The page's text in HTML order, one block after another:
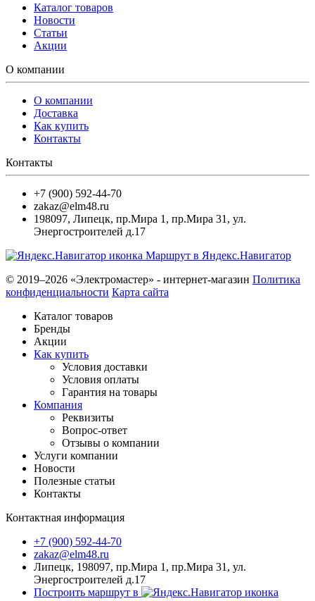
Каталог товаров
Новости
Статьи
Акции
О компании
О компании
Доставка
Как купить
Контакты
Контакты
+7 (900) 592-44-70
zakaz@elm48.ru
198097, Липецк, пр.Мира 1, пр.Мира 31, ул.
Энергостроителей д.17
Маршрут в Яндекс.Навигатор
© 2019–2026 «Электромастер» - интернет-магазин Политика
конфиденциальности Карта сайта
Каталог товаров
Бренды
Акции
Как купить
Условия доставки
Условия оплаты
Гарантия на товары
Компания
Реквизиты
Вопрос-ответ
Отзывы о компании
Услуги компании
Новости
Полезные статьи
Контакты
Контактная информация
+7 (900) 592-44-70
zakaz@elm48.ru
Липецк, 198097, пр.Мира 1, пр.Мира 31, ул.
Энергостроителей д.17
Построить маршрут в